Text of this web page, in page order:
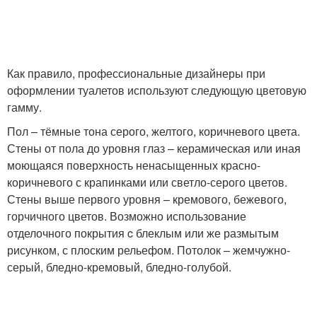
Как правило, профессиональные дизайнеры при
оформлении туалетов используют следующую цветовую
гамму.
Пол – тёмные тона серого, желтого, коричневого цвета.
Стены от пола до уровня глаз – керамическая или иная
моющаяся поверхность ненасыщенных красно-
коричневого с крапинками или светло-серого цветов.
Стены выше первого уровня – кремового, бежевого,
горчичного цветов. Возможно использование
отделочного покрытия c блеклым или же размытым
рисунком, с плоским рельефом. Потолок – жемчужно-
серый, бледно-кремовый, бледно-голубой.